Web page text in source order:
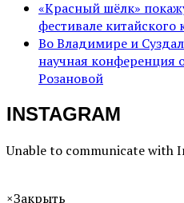
«Красный шёлк»
фестивале китайского
Во Владимире и
научная конференция
Розановой
INSTAGRAM
Unable to communicate with
×Закрыть